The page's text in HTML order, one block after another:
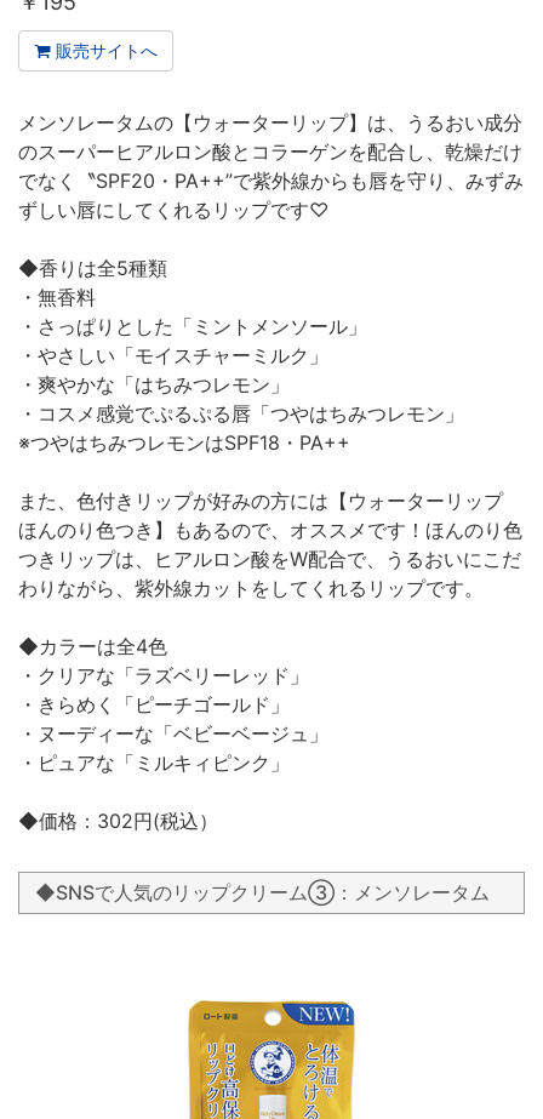
販売サイトへ
メンソレータムの【ウォーターリップ】は、うるおい成分
のスーパーヒアルロン酸とコラーゲンを配合し、乾燥だけ
でなく〝SPF20・PA++”で紫外線からも唇を守り、みずみ
ずしい唇にしてくれるリップです♡
◆香りは全5種類
・無香料
・さっぱりとした「ミントメンソール」
・やさしい「モイスチャーミルク」
・爽やかな「はちみつレモン」
・コスメ感覚でぷるぷる唇「つやはちみつレモン」
※つやはちみつレモンはSPF18・PA++
また、色付きリップが好みの方には【ウォーターリップ
ほんのり色つき】もあるので、オススメです！ほんのり色
つきリップは、ヒアルロン酸をW配合で、うるおいにこだ
わりながら、紫外線カットをしてくれるリップです。
◆カラーは全4色
・クリアな「ラズベリーレッド」
・きらめく「ピーチゴールド」
・ヌーディーな「ベビーベージュ」
・ピュアな「ミルキィピンク」
◆価格：302円(税込）
◆SNSで人気のリップクリーム③：メンソレータム